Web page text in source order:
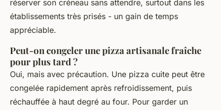
réserver son créneau sans attendre, surtout dans les
établissements très prisés - un gain de temps
appréciable.
Peut-on congeler une pizza artisanale fraîche
pour plus tard ?
Oui, mais avec précaution. Une pizza cuite peut être
congelée rapidement après refroidissement, puis
réchauffée à haut degré au four. Pour garder un